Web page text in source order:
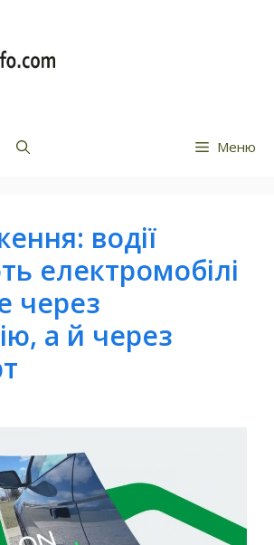
Меню
водії
електромобілі
через
а й через